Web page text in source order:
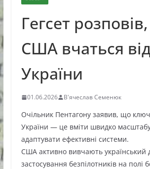
Гегсет
США вчаться
України
01.06.2026 В'ячеслав Семенюк
Очільник Пентагону заявив, що
України — це вміти швидко
адаптувати ефективні системи.
США активно вивчають український
застосування безпілотників на полі